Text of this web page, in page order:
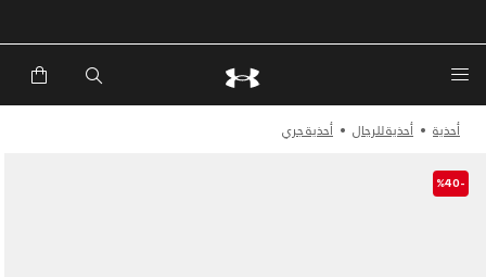
أحذية أحذية للرجال أحذية جري
-%40